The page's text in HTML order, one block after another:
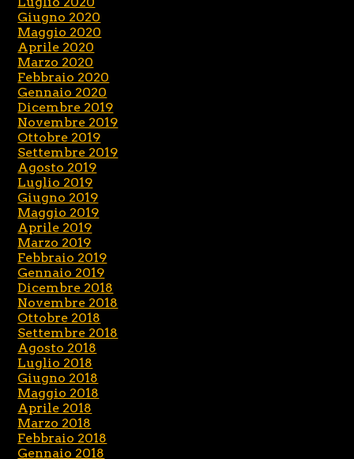
Giugno 2020
Maggio 2020
Aprile 2020
Marzo 2020
Febbraio 2020
Gennaio 2020
Dicembre 2019
Novembre 2019
Ottobre 2019
Settembre 2019
Agosto 2019
Luglio 2019
Giugno 2019
Maggio 2019
Aprile 2019
Marzo 2019
Febbraio 2019
Gennaio 2019
Dicembre 2018
Novembre 2018
Ottobre 2018
Settembre 2018
Agosto 2018
Luglio 2018
Giugno 2018
Maggio 2018
Aprile 2018
Marzo 2018
Febbraio 2018
Gennaio 2018